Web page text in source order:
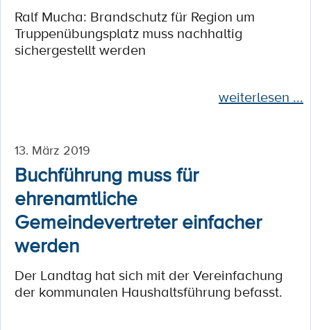
Ralf Mucha: Brandschutz für Region um
Truppenübungsplatz muss nachhaltig
sichergestellt werden
weiterlesen ...
13. März 2019
Buchführung muss für
ehrenamtliche
Gemeindevertreter einfacher
werden
Der Landtag hat sich mit der Vereinfachung
der kommunalen Haushaltsführung befasst.